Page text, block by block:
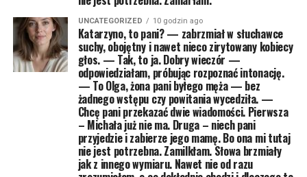
UNCATEGORIZED 10 godzin ago
Katarzyno, to pani? — zabrzmiał w słuchawce
suchy, obojętny i nawet nieco zirytowany kobiecy
głos. — Tak, to ja. Dobry wieczór —
odpowiedziałam, próbując rozpoznać intonację.
— To Olga, żona pani byłego męża — bez
żadnego wstępu czy powitania wycedziła. —
Chcę pani przekazać dwie wiadomości. Pierwsza
– Michała już nie ma. Druga – niech pani
przyjedzie i zabierze jego mamę. Bo ona mi tutaj
nie jest potrzebna. Zamilkłam. Słowa brzmiały
jak z innego wymiaru. Nawet nie od razu